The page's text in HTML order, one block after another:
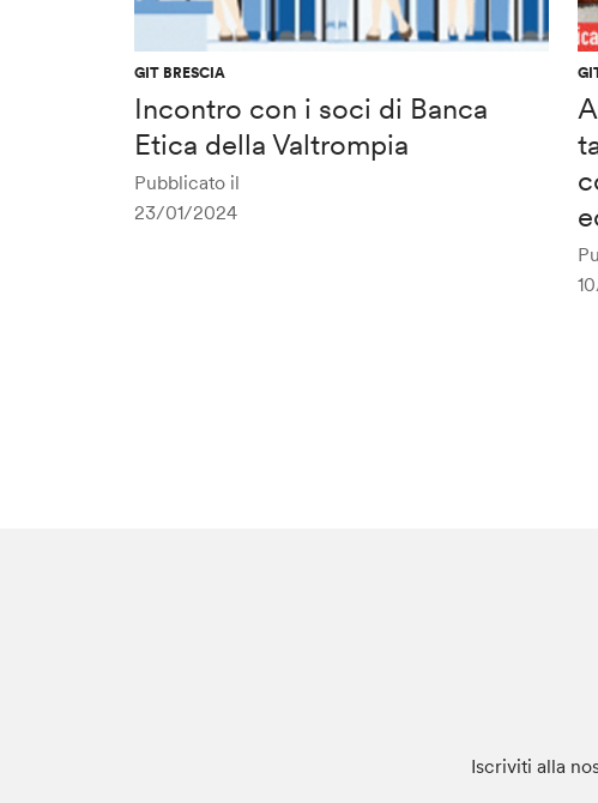
GIT BRESCIA
Incontro con i soci di Banca
Etica della Valtrompia
Pubblicato il
23/01/2024
Iscriviti alla